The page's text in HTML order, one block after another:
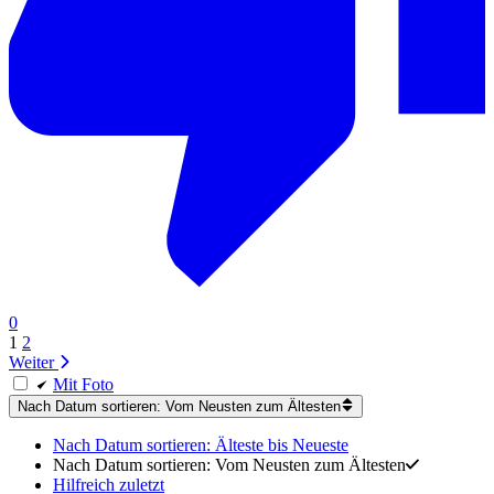
0
1 2
Weiter
Mit Foto
Nach Datum sortieren: Vom Neusten zum Ältesten
Nach Datum sortieren: Älteste bis Neueste
Nach Datum sortieren: Vom Neusten zum Ältesten
Hilfreich zuletzt